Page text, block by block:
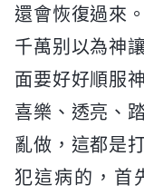
還會恢復過來
千萬别以為神
面要好好順服
喜樂、透亮、
亂做，這都是
犯這病的，首